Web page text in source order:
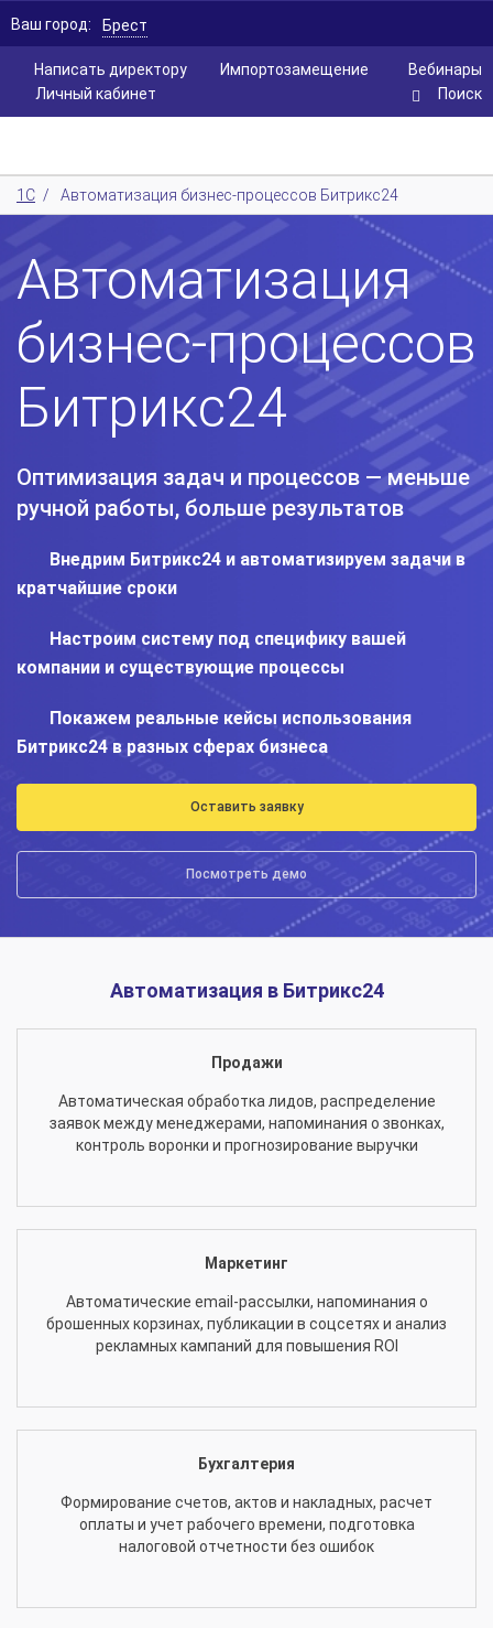
Написать директору Вебинары
Импортозамещение
Личный кабинет
Ваш город: Брест
Поиск
1С / Автоматизация бизнес-процессов Битрикс24
Автоматизация
бизнес-процессов
Битрикс24
Оптимизация задач и процессов — меньше
ручной работы, больше результатов
Внедрим Битрикс24 и автоматизируем задачи в
кратчайшие сроки
Настроим систему под специфику вашей
компании и существующие процессы
Покажем реальные кейсы использования
Битрикс24 в разных сферах бизнеса
Оставить заявку
Посмотреть демо
Автоматизация в Битрикс24
Продажи
Автоматическая обработка лидов, распределение
заявок между менеджерами, напоминания о звонках,
контроль воронки и прогнозирование выручки
Маркетинг
Автоматические email-рассылки, напоминания о
брошенных корзинах, публикации в соцсетях и анализ
рекламных кампаний для повышения ROI
Бухгалтерия
Формирование счетов, актов и накладных, расчет
оплаты и учет рабочего времени, подготовка
налоговой отчетности без ошибок